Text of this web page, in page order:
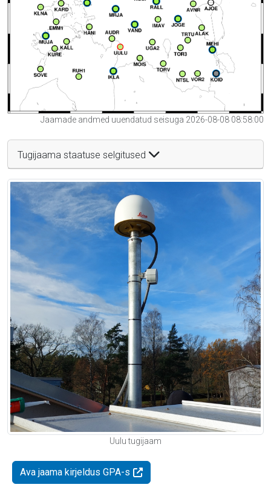
Jaamade andmed uuendatud seisuga 2026-08-08 08:58:00
Tugijaama staatuse selgitused
Uulu tugijaam
Ava jaama kirjeldus GPA-s